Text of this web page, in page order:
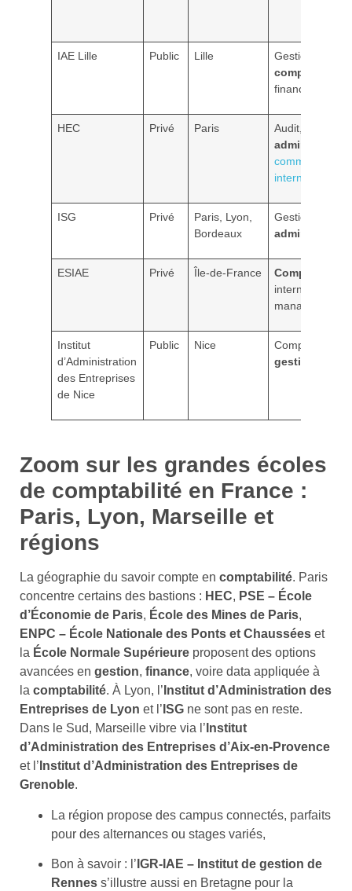
IAE Lille Public Lille
Gestion,
comptabilité
finance
HEC Privé Paris
Audit,
administration
commerce
international
ISG Privé
Paris, Lyon,
Bordeaux
Gestion,
administration
ESIAE Privé Île-de-France
Comptabilité
internationale,
management
Institut
d’Administration
des Entreprises
de Nice
Public Nice
Comptabilité,
gestion
Zoom sur les grandes écoles
de comptabilité en France :
Paris, Lyon, Marseille et
régions
La géographie du savoir compte en comptabilité. Paris
concentre certains des bastions : HEC, PSE – École
d’Économie de Paris, École des Mines de Paris,
ENPC – École Nationale des Ponts et Chaussées et
la École Normale Supérieure proposent des options
avancées en gestion, finance, voire data appliquée à
la comptabilité. À Lyon, l’ Institut d’Administration des
Entreprises de Lyon et l’ ISG ne sont pas en reste.
Dans le Sud, Marseille vibre via l’ Institut
d’Administration des Entreprises d’Aix-en-Provence
et l’ Institut d’Administration des Entreprises de
Grenoble.
La région propose des campus connectés, parfaits
pour des alternances ou stages variés,
Bon à savoir : l’ IGR-IAE – Institut de gestion de
Rennes s’illustre aussi en Bretagne pour la